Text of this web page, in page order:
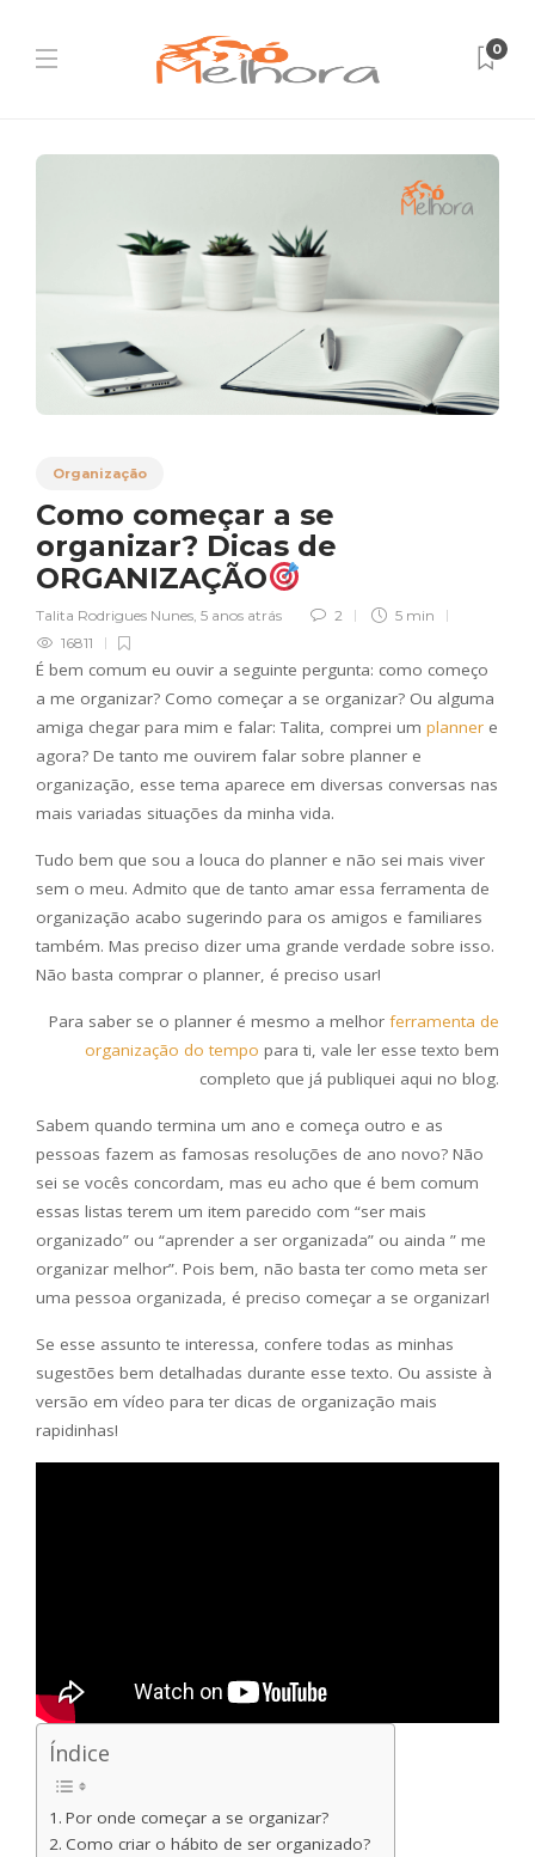
0
Organização
Como começar a se
organizar? Dicas de
ORGANIZAÇÃO
Talita Rodrigues Nunes 5 anos atrás 2
5 min
16811
É bem comum eu ouvir a seguinte pergunta: como começo
a me organizar? Como começar a se organizar? Ou alguma
amiga chegar para mim e falar: Talita, comprei um planner e
agora? De tanto me ouvirem falar sobre planner e
organização, esse tema aparece em diversas conversas nas
mais variadas situações da minha vida.
Tudo bem que sou a louca do planner e não sei mais viver
sem o meu. Admito que de tanto amar essa ferramenta de
organização acabo sugerindo para os amigos e familiares
também. Mas preciso dizer uma grande verdade sobre isso.
Não basta comprar o planner, é preciso usar!
Para saber se o planner é mesmo a melhor ferramenta de
organização do tempo para ti, vale ler esse texto bem
completo que já publiquei aqui no blog.
Sabem quando termina um ano e começa outro e as
pessoas fazem as famosas resoluções de ano novo? Não
sei se vocês concordam, mas eu acho que é bem comum
essas listas terem um item parecido com “ser mais
organizado” ou “aprender a ser organizada” ou ainda ” me
organizar melhor”. Pois bem, não basta ter como meta ser
uma pessoa organizada, é preciso começar a se organizar!
Se esse assunto te interessa, confere todas as minhas
sugestões bem detalhadas durante esse texto. Ou assiste à
versão em vídeo para ter dicas de organização mais
rapidinhas!
Índice
Por onde começar a se organizar?
Como criar o hábito de ser organizado?